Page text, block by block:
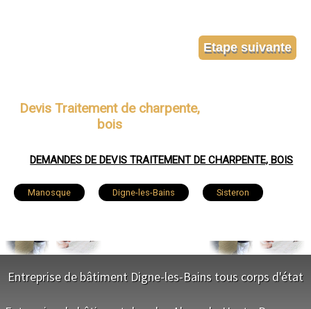
Devis Traitement de charpente,
bois
DEMANDES DE DEVIS TRAITEMENT DE CHARPENTE, BOIS
Manosque Digne-les-Bains Sisteron
Forcalquier Mées Pierrevert
Villeneuve Sainte-Tulle
Entreprise de bâtiment Digne-les-Bains tous corps d'état